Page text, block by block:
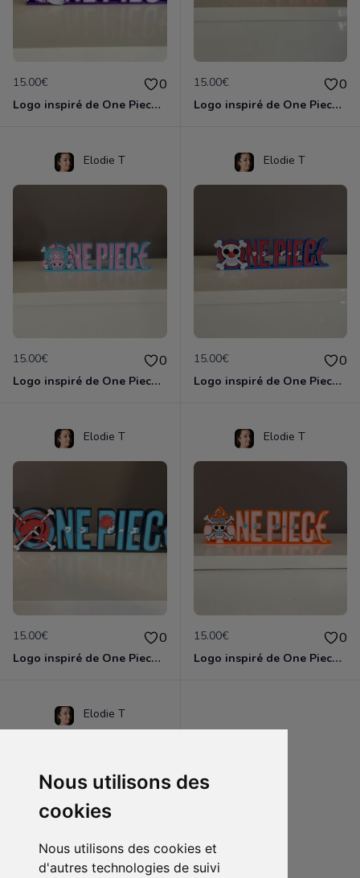
Nous utilisons des
cookies
Nous utilisons des cookies et
d'autres technologies de suivi
15.00€ 0
Logo inspiré de One Piece Nico Robin
15.00€ 0
Logo inspiré de One Piece Nami
Elodie T
15.00€ 0
Logo inspiré de One Piece Chopper
Elodie T
15.00€ 0
Logo inspiré de One Piece Baggy
Elodie T
15.00€ 0
Logo inspiré de One Piece Arlong
Elodie T
15.00€ 0
Logo inspiré de One Piece Ace
Elodie T